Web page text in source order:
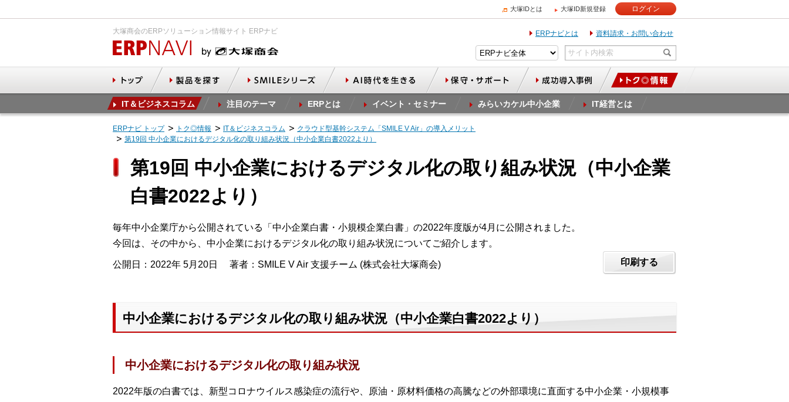
大塚IDとは 大塚ID新規登録 ログイン
大塚商会のERPソリューション情報サイト ERPナビ ERPナビとは 資料請求・お問い合わせ
IT＆ビジネスコラム 注目のテーマ ERPとは イベント・セミナー みらいカケル中小企業 IT経営とは
ERPナビ トップ トク◎情報 IT＆ビジネスコラム
クラウド型基幹システム「SMILE V Air」の導入メリット
第19回 中小企業におけるデジタル化の取り組み状況（中小企業白書2022より）
第19回 中小企業におけるデジタル化の取り組み状況（中小企業
白書2022より）
毎年中小企業庁から公開されている「中小企業白書・小規模企業白書」の2022年度版が4月に公開されました。
今回は、その中から、中小企業におけるデジタル化の取り組み状況についてご紹介します。
公開日：2022年 5月20日 著者：SMILE V Air 支援チーム (株式会社大塚商会) 印刷する
中小企業におけるデジタル化の取り組み状況（中小企業白書2022より）
中小企業におけるデジタル化の取り組み状況
2022年版の白書では、新型コロナウイルス感染症の流行や、原油・原材料価格の高騰などの外部環境に直面する中小企業・小規模事